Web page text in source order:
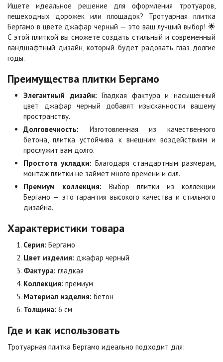
Каир
Цена по запросу
Кармен
Цена по запросу
Клинкер Конго
Коричневая
Цена по запросу
Красная
Цена по запросу
Листопад
Цена по запросу
Меланж
Цена по запросу Цена по запросу
Оранжевая
Цена по запросу
Особая серия
Сахара
Ищете идеальное решение для оформления тротуаров,
пешеходных дорожек или площадок? Тротуарная плитка
Бергамо в цвете джафар черный — это ваш лучший выбор! 🌟
С этой плиткой вы сможете создать стильный и современный
ландшафтный дизайн, который будет радовать глаз долгие
годы.
Преимущества плитки Бергамо
Элегантный дизайн: Гладкая фактура и насыщенный
цвет джафар черный добавят изысканности вашему
пространству.
Долговечность: Изготовленная из качественного
бетона, плитка устойчива к внешним воздействиям и
прослужит вам долго.
Простота укладки: Благодаря стандартным размерам,
монтаж плитки не займет много времени и сил.
Премиум коллекция: Выбор плитки из коллекции
Бергамо — это гарантия высокого качества и стильного
дизайна.
Характеристики товара
Серия: Бергамо
Цвет изделия: джафар черный
Фактура: гладкая
Коллекция: премиум
Материал изделия: бетон
Толщина: 6 см
Где и как использовать
Тротуарная плитка Бергамо идеально подходит для: